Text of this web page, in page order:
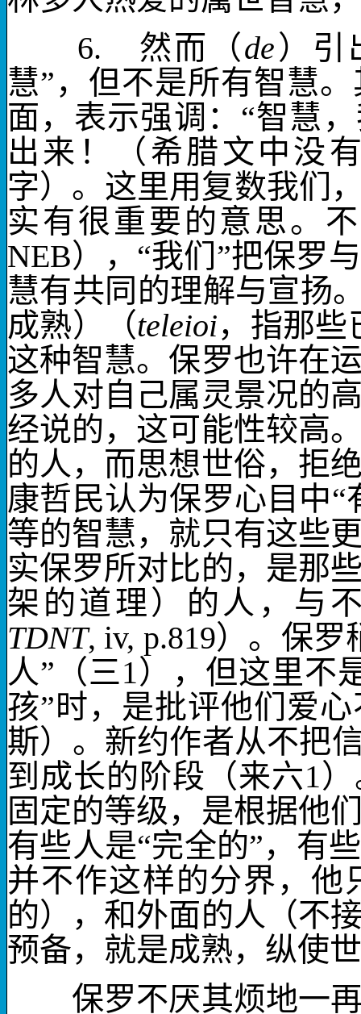
6.
然而 （de ）引
慧”，但不是所有智慧
面，表示强调：“智慧
出来！（希腊文中没
字）。这里用复数我们
实有很重要的意思。
NEB），“我们”把保罗
慧有共同的理解与宣扬
成熟）（teleioi，指那些
这种智慧。保罗也许在
多人对自己属灵景况的
经说的，这可能性较高
的人，而思想世俗，拒
康哲民认为保罗心目中
等的智慧，就只有这些
实保罗所对比的，是那
架的道理）的人，与
TDNT, iv, p.819）。保罗
人”（三1），但这里不
孩”时，是批评他们爱
斯）。新约作者从不把
到成长的阶段（来六1
固定的等级，是根据他
有些人是“完全的”，有
并不作这样的分界，他
的），和外面的人（不
预备，就是成熟，纵使
保罗不厌其烦地一再